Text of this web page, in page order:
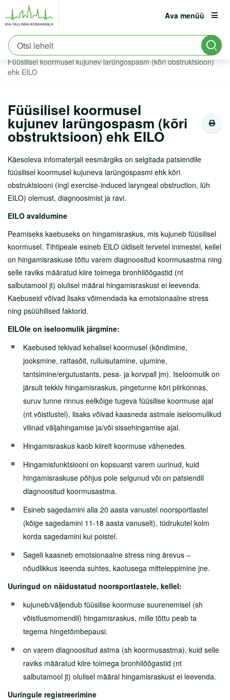
Ava menüü
est
Patsiendile
Asukoht ja parkimine
Tervisekool
Vastutuskindlustus
Viirushaiguste info
Vastuvõtule tulemine
Haiglasse tulek
Lähedasele
Arstid
Sotsiaalnõustamine
Kliinikud
Patsiendi infomaterjalid
Haigused
Protseduurid
Uuringud
Enesehooldusest
Doonorlus
Tasulised teenused
Sõeluuringud
Tervisepaketid
Ukraina sõjapõgenikele
Abiks lahkunu omastele
Partnerile
Karjäär
Haiglast
Kontakt
Avaleht
Haigused
Füüsilisel koormusel kujunev larüngospasm (kõri obstruktsioon)
ehk EILO
Füüsilisel koormusel
kujunev larüngospasm (kõri
obstruktsioon) ehk EILO
Käesoleva infomaterjali eesmärgiks on selgitada patsiendile
füüsilisel koormusel kujuneva larüngospasmi ehk kõri
obstruktsiooni (ingl exercise-induced laryngeal obstruction, lüh
EILO) olemust, diagnoosimist ja ravi.
EILO avaldumine
Peamiseks kaebuseks on hingamisraskus, mis kujuneb füüsilisel
koormusel. Tihtipeale esineb EILO üldiselt tervetel inimestel, kellel
on hingamisraskuse tõttu varem diagnoositud koormusastma ning
selle raviks määratud kiire toimega bronhilõõgastid (nt
salbutamool jt) olulisel määral hingamisraskust ei leevenda.
Kaebuseid võivad lisaks võimendada ka emotsionaalne stress
ning psüühilised faktorid.
EILOle on iseloomulik järgmine:
Kaebused tekivad kehalisel koormusel (kõndimine,
jooksmine, rattasõit, rulluisutamine, ujumine,
tantsimine/ergutustants, pesa- ja korvpall jm). Iseloomulik on
järsult tekkiv hingamisraskus, pingetunne kõri piirkonnas,
suruv tunne rinnus eelkõige tugeva füüsilise koormuse ajal
(nt võistlustel), lisaks võivad kaasneda astmale iseloomulikud
vilinad väljahingamise ja/või sissehingamise ajal.
Hingamisraskus kaob kiirelt koormuse vähenedes.
Hingamisfunktsiooni on kopsuarst varem uurinud, kuid
hingamisraskuse põhjus pole selgunud või on patsiendil
diagnoositud koormusastma.
Esineb sagedamini alla 20 aasta vanustel noorsportlastel
(kõige sagedamini 11-18 aasta vanuselt), tüdrukutel kolm
korda sagedamini kui poistel.
Sageli kaasneb emotsionaalne stress ning ärevus –
nõudlikkus iseenda suhtes, kaotusega mitteleppimine jne.
Uuringud on näidustatud noorsportlastele, kellel:
kujuneb/väljendub füüsilise koormuse suurenemisel (sh
võistlusmomendil) hingamisraskus, mille tõttu peab ta
tegema hingetõmbepausi.
on varem diagnoositud astma (sh koormusastma), kuid selle
raviks määratud kiire toimega bronhilõõgastid (nt
salbutamool jt) olulisel määral hingamisraskust ei leevenda.
Uuringule registreerimine